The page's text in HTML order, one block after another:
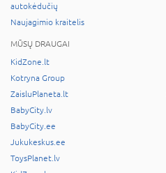
autokėdučių
Naujagimio kraitelis
MŪSŲ DRAUGAI
KidZone.lt
Kotryna Group
ZaisluPlaneta.lt
BabyCity.lv
BabyCity.ee
Jukukeskus.ee
ToysPlanet.lv